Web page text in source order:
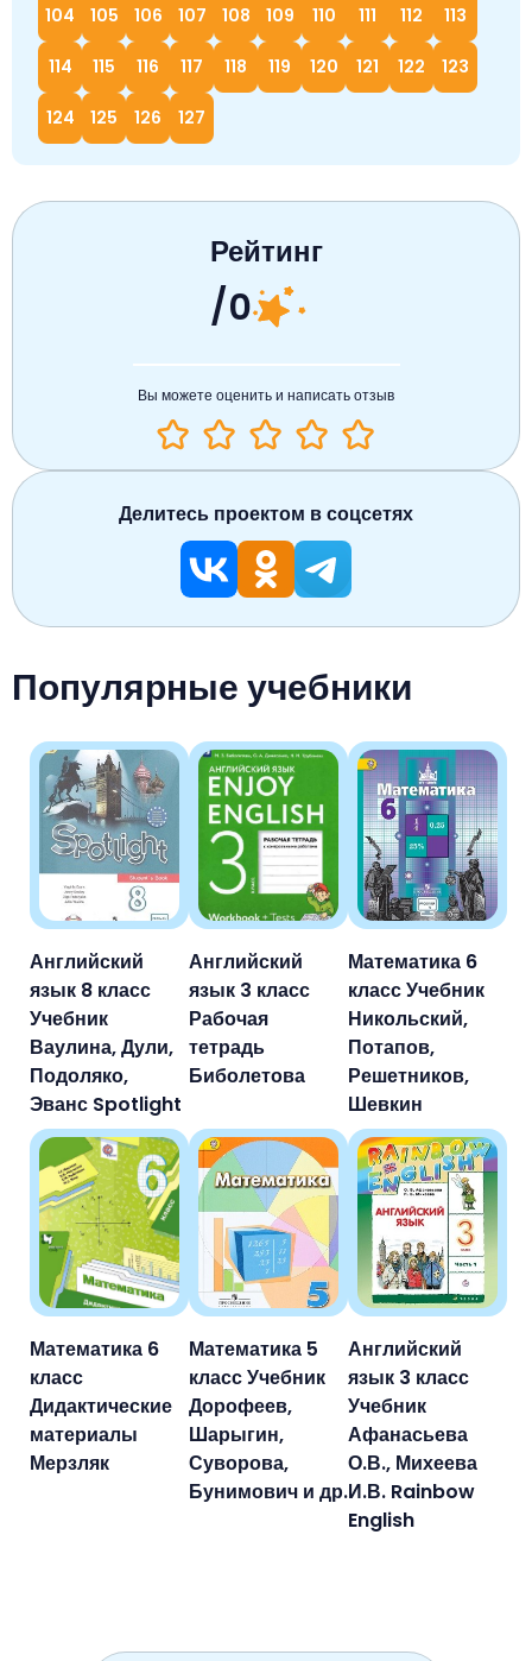
104 105 106 107 108 109 110 111 112 113
114 115 116 117 118 119 120 121 122 123
124 125 126 127
Популярные учебники
Английский
язык 8 класс
Учебник
Ваулина, Дули,
Подоляко,
Эванс Spotlight
Английский
язык 3 класс
Рабочая
тетрадь
Биболетова
Математика 6
класс Учебник
Никольский,
Потапов,
Решетников,
Шевкин
Математика 6
класс
Дидактические
материалы
Мерзляк
Математика 5
класс Учебник
Дорофеев,
Шарыгин,
Суворова,
Бунимович и др.
Английский
язык 3 класс
Учебник
Афанасьева
О.В., Михеева
И.В. Rainbow
English
Рейтинг
/0
Вы можете оценить и написать отзыв
Делитесь проектом в соцсетях